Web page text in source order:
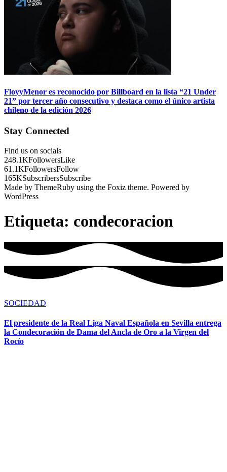
FloyyMenor es reconocido por Billboard en la lista “21 Under
21” por tercer año consecutivo y destaca como el único artista
chileno de la edición 2026
Stay Connected
Find us on socials
248.1KFollowersLike
61.1KFollowersFollow
165KSubscribersSubscribe
Made by ThemeRuby using the Foxiz theme. Powered by
WordPress
Etiqueta: condecoracion
SOCIEDAD
El presidente de la Real Liga Naval Española en Sevilla entrega
la Condecoración de Dama del Ancla de Oro a la Virgen del
Rocío